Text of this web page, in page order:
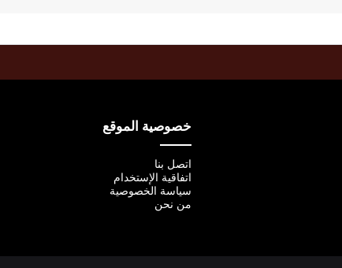
خصوصية الموقع
اتصل بنا
اتفاقية الإستخدام
سياسة الخصوصية
من نحن